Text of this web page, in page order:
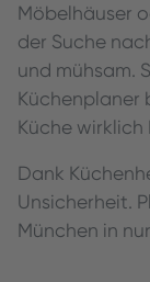
Möbelhäuser
der Suche
und mühsam.
Küchenplaner
Küche wirklich
Dank
Unsicherheit.
München in